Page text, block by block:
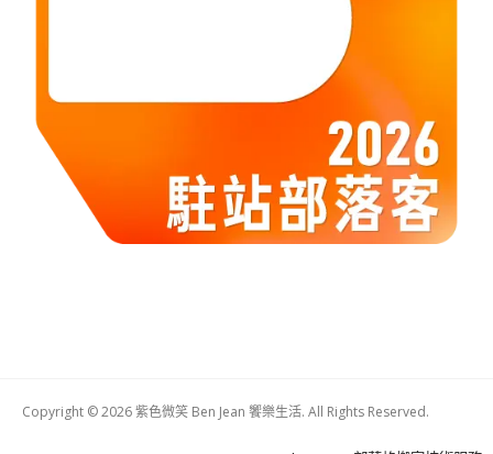
Copyright © 2026 紫色微笑 Ben Jean 饗樂生活. All Rights Reserved.